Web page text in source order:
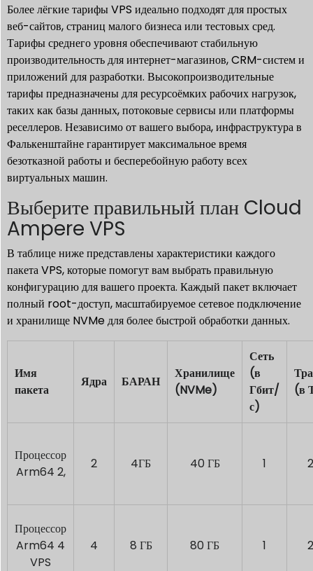
Более лёгкие тарифы VPS идеально подходят для простых
веб-сайтов, страниц малого бизнеса или тестовых сред.
Тарифы среднего уровня обеспечивают стабильную
производительность для интернет-магазинов, CRM-систем и
приложений для разработки. Высокопроизводительные
тарифы предназначены для ресурсоёмких рабочих нагрузок,
таких как базы данных, потоковые сервисы или платформы
реселлеров. Независимо от вашего выбора, инфраструктура в
Фалькенштайне гарантирует максимальное время
безотказной работы и бесперебойную работу всех
виртуальных машин.
Выберите правильный план Cloud
Ampere VPS
В таблице ниже представлены характеристики каждого
пакета VPS, которые помогут вам выбрать правильную
конфигурацию для вашего проекта. Каждый пакет включает
полный root-доступ, масштабируемое сетевое подключение
и хранилище NVMe для более быстрой обработки данных.
Имя
пакета
Ядра БАРАН
Хранилище
(NVMe)
Сеть
(в
Гбит/
с)
(в
Процессор
Arm64 2,
2 4ГБ 40 ГБ 1
Процессор
Arm64 4
VPS
4 8 ГБ 80 ГБ 1